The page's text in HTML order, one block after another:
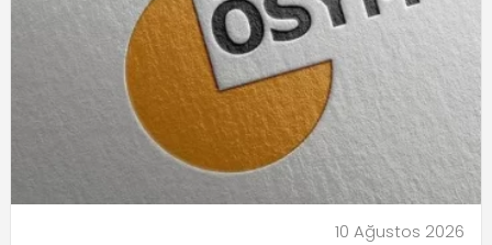
10 Ağustos 2026